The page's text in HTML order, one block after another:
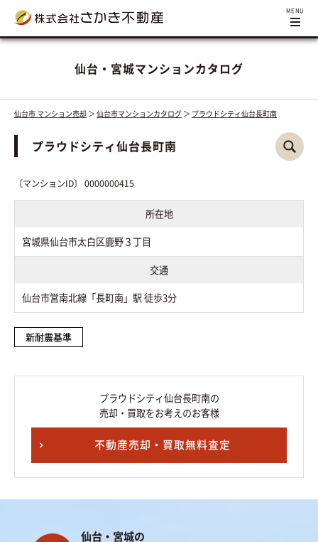
仙台・宮城マンションカタログ
仙台市 マンション売却 ＞ 仙台市マンションカタログ ＞ プラウドシティ仙台長町南
プラウドシティ仙台長町南
〔マンションID〕 0000000415
所在地
宮城県仙台市太白区鹿野３丁目
交通
仙台市営南北線「長町南」駅 徒歩3分
新耐震基準
プラウドシティ仙台長町南の
売却・買取をお考えのお客様
不動産売却・買取無料査定
仙台・宮城の